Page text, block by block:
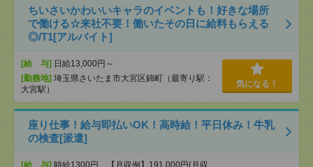
ちいさいかわいいキャラのイベントも！好きな場所
で働ける☆来社不要！働いたその日に給料もらえる
◎/T1[アルバイト]
[給 与] 日給13,000円～
[勤務地] 埼玉県さいたま市大宮区錦町（最寄り駅：
大宮駅）
気になる！
座り仕事！給与即払いOK！高時給！平日休み！牛乳
の検査[派遣]
[給 与] 時給1300円 【月収例】191,000円(月収